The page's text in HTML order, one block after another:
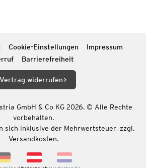
Cookie-Einstellungen
Impressum
Barrierefreiheit
Vertrag widerrufen
GmbH & Co KG 2026. © Alle Rechte
vorbehalten.
sich inklusive der Mehrwertsteuer, zzgl.
Versandkosten.